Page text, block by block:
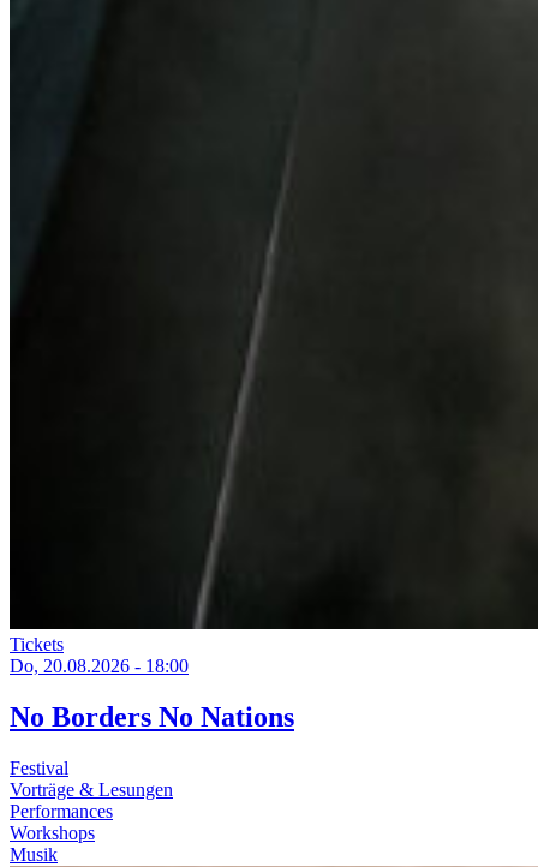
Tickets
Do, 20.08.2026 - 18:00
No Borders No Nations
Festival
Vorträge & Lesungen
Performances
Workshops
Musik